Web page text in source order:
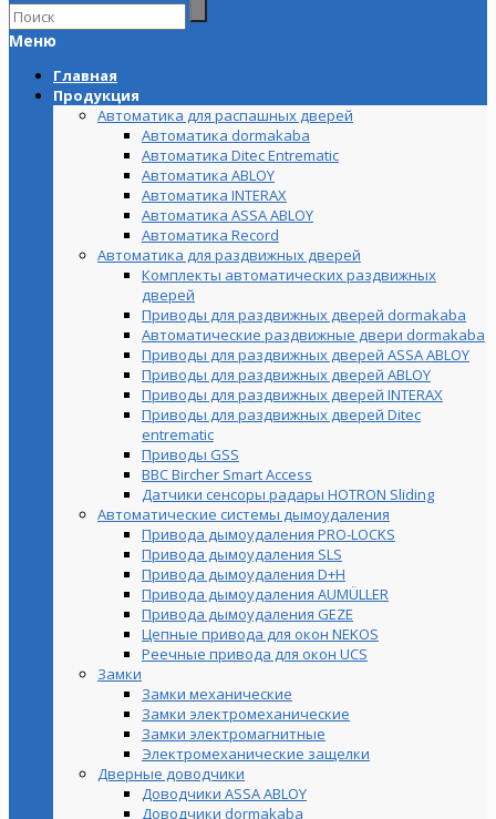
Меню
Главная
Продукция
Автоматика для распашных дверей
Автоматика dormakaba
Автоматика Ditec Entrematic
Автоматика ABLOY
Автоматика INTERAX
Автоматика ASSA ABLOY
Автоматика Record
Автоматика для раздвижных дверей
Комплекты автоматических раздвижных
дверей
Приводы для раздвижных дверей dormakaba
Автоматические раздвижные двери dormakaba
Приводы для раздвижных дверей ASSA ABLOY
Приводы для раздвижных дверей ABLOY
Приводы для раздвижных дверей INTERAX
Приводы для раздвижных дверей Ditec
entrematic
Приводы GSS
BBC Bircher Smart Access
Датчики сенсоры радары HOTRON Sliding
Автоматические системы дымоудаления
Привода дымоудаления PRO-LOCKS
Привода дымоудаления SLS
Привода дымоудаления D+H
Привода дымоудаления AUMÜLLER
Привода дымоудаления GEZE
Цепные привода для окон NEKOS
Реечные привода для окон UСS
Замки
Замки механические
Замки электромеханические
Замки электромагнитные
Электромеханические защелки
Дверные доводчики
Доводчики ASSA ABLOY
Доводчики dormakaba